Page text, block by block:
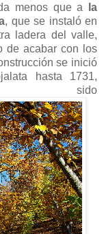
menos que a
la
, que se instaló en
ladera del valle,
de acabar con los
se inició
hasta 1731,
sido